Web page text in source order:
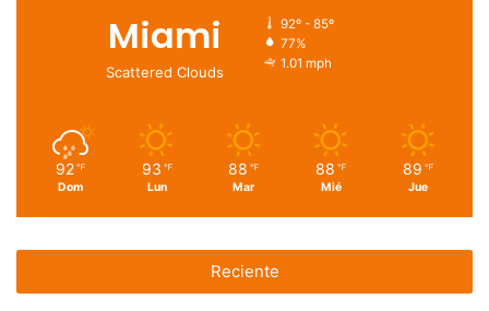
Miami
Scattered Clouds
92º - 85º
77%
1.01 mph
92 ℉
Dom
93 ℉
Lun
88 ℉
Mar
88 ℉
Mié
89 ℉
Jue
Reciente